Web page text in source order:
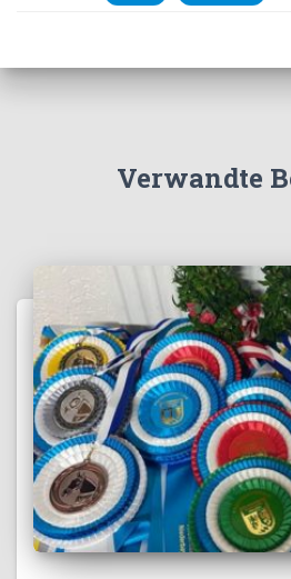
Verwandte